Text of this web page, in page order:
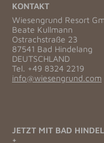
KONTAKT
Wiesengrund Resort
Beate Kullmann
Ostrachstraße 23
87541 Bad Hindelang
DEUTSCHLAND
Tel. +49 8324 2219
info@wiesengrund.com
JETZT MIT BAD
+